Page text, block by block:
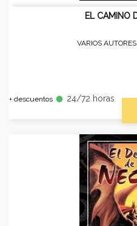
EL CAMINO
VARIOS
+ descuentos fiber_manual_record 24/72 horas